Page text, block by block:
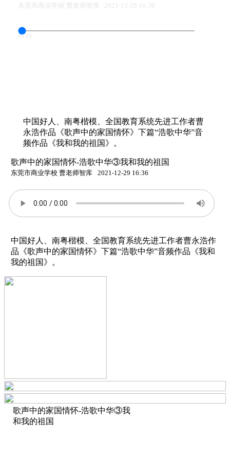
东莞市商业学校 曹老师智库 2021-12-29 16:36
00:00
中国好人、南粤楷模、全国教育系统先进工作者曹
永浩作品《歌声中的家国情怀》下篇“浩歌中华”音
频作品《我和我的祖国》。
歌声中的家国情怀-浩歌中华③我和我的祖国
东莞市商业学校 曹老师智库 2021-12-29 16:36
中国好人、南粤楷模、全国教育系统先进工作者曹永浩作
品《歌声中的家国情怀》下篇“浩歌中华”音频作品《我和
我的祖国》。
歌声中的家国情怀-浩歌中华③我
和我的祖国